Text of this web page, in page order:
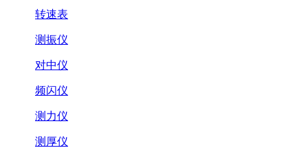
转速表
测振仪
对中仪
频闪仪
测力仪
测厚仪